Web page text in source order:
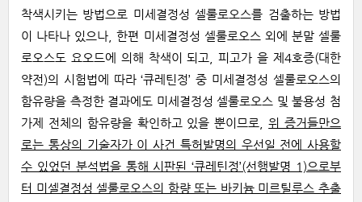
착색시키는 방법으로 미세결정성 셀룰로오스를 검출하는 방법
이 나타나 있으나, 한편 미세결정성 셀룰로오스 외에 분말 셀룰
로오스도 요오드에 의해 착색이 되고, 피고가 을 제4호증(대한
약전)의 시험법에 따라 ‘큐레틴정’ 중 미세결정성 셀룰로오스의
함유량을 측정한 결과에도 미세결정성 셀룰로오스 및 불용성 첨
가제 전체의 함유량을 확인하고 있을 뿐이므로,위 증거들만으
로는 통상의 기술자가 이 사건 특허발명의 우선일 전에 사용할
수 있었던 분석법을 통해 시판된 ‘큐레틴정’(선행발명 1)으로부
터 미셀결정성 셀룰로오스의 함량 또는 바키늄 미르틸루스 추출